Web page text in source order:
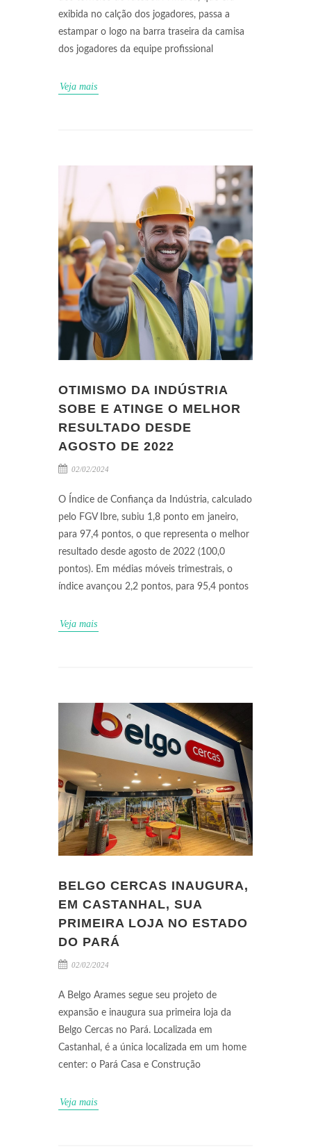
exibida no calção dos jogadores, passa a
estampar o logo na barra traseira da camisa
dos jogadores da equipe profissional
Veja mais
OTIMISMO DA INDÚSTRIA
SOBE E ATINGE O MELHOR
RESULTADO DESDE
AGOSTO DE 2022
02/02/2024
O Índice de Confiança da Indústria, calculado
pelo FGV Ibre, subiu 1,8 ponto em janeiro,
para 97,4 pontos, o que representa o melhor
resultado desde agosto de 2022 (100,0
pontos). Em médias móveis trimestrais, o
índice avançou 2,2 pontos, para 95,4 pontos
Veja mais
BELGO CERCAS INAUGURA,
EM CASTANHAL, SUA
PRIMEIRA LOJA NO ESTADO
DO PARÁ
02/02/2024
A Belgo Arames segue seu projeto de
expansão e inaugura sua primeira loja da
Belgo Cercas no Pará. Localizada em
Castanhal, é a única localizada em um home
center: o Pará Casa e Construção
Veja mais